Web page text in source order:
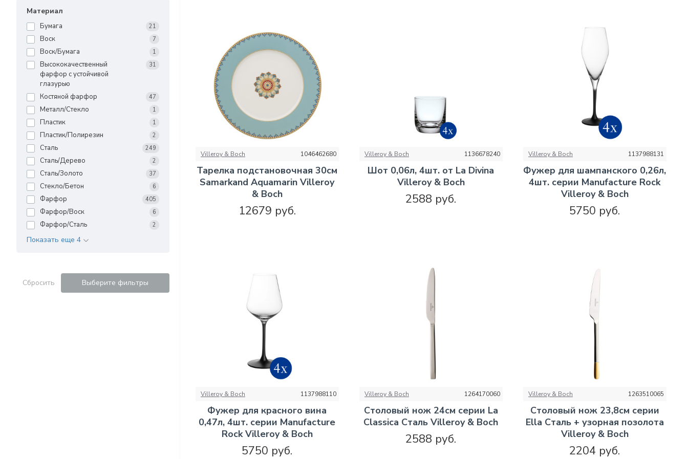
Материал
Бумага 21
Воск 7
Воск/Бумага 1
Высококачественный
фарфор с устойчивой
глазурью
31
Костяной фарфор 47
Металл/Стекло 1
Пластик 1
Пластик/Полирезин 2
Сталь 249
Сталь/Дерево 2
Сталь/Золото 37
Стекло/Бетон 6
Фарфор 405
Фарфор/Воск 6
Фарфор/Сталь 2
Показать еще 4
Сбросить Выберите фильтры
Villeroy & Boch 1046462680
Тарелка подстановочная 30см
Samarkand Aquamarin Villeroy
& Boch
12679 руб.
Villeroy & Boch 1136678240
Шот 0,06л, 4шт. от La Divina
Villeroy & Boch
2588 руб.
Villeroy & Boch 1137988131
Фужер для шампанского 0,26л,
4шт. серии Manufacture Rock
Villeroy & Boch
5750 руб.
Villeroy & Boch 1137988110
Фужер для красного вина
0,47л, 4шт. серии Manufacture
Rock Villeroy & Boch
5750 руб.
Villeroy & Boch 1264170060
Столовый нож 24см серии La
Classica Сталь Villeroy & Boch
2588 руб.
Villeroy & Boch 1263510065
Столовый нож 23,8см серии
Ella Сталь + узорная позолота
Villeroy & Boch
2204 руб.